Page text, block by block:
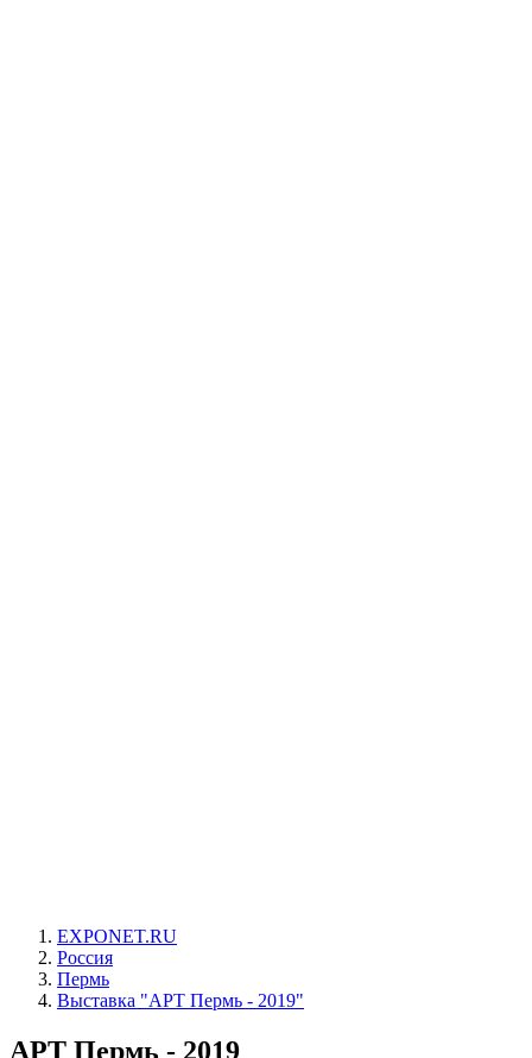
EXPONET.RU
Россия
Пермь
Выставка "АРТ Пермь - 2019"
АРТ Пермь - 2019